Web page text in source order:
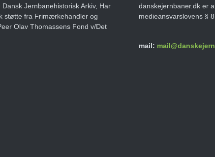
Jernbanehistorisk Arkiv, Har
støtte fra Frimærkehandler og
Olav Thomassens Fond v/Det
danskejernbaner.dk er
medieansvarslovens §
mail: